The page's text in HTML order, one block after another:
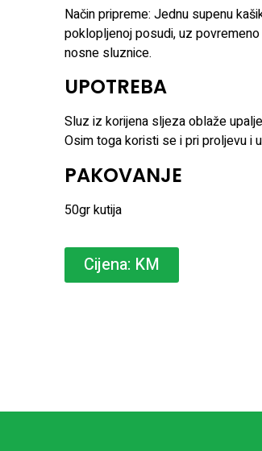
Način pripreme: Jednu supenu
poklopljenoj posudi, uz
nosne sluznice.
UPOTREBA
Sluz iz korijena sljeza oblaže
Osim toga koristi se i pri proljevu i
PAKOVANJE
50gr kutija
Cijena: KM